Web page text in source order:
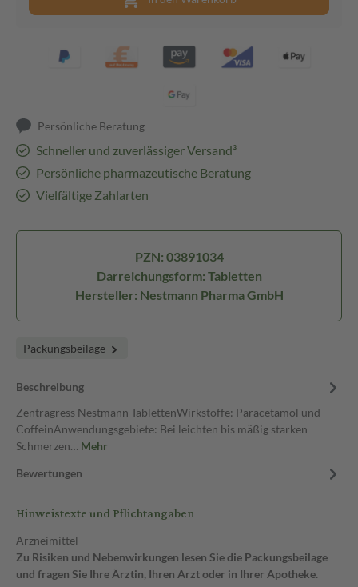
Persönliche Beratung
Schneller und zuverlässiger Versand³
Persönliche pharmazeutische Beratung
Vielfältige Zahlarten
PZN: 03891034
Darreichungsform: Tabletten
Hersteller: Nestmann Pharma GmbH
Packungsbeilage
Beschreibung
Zentragress Nestmann TablettenWirkstoffe: Paracetamol und
CoffeinAnwendungsgebiete: Bei leichten bis mäßig starken
Schmerzen… Mehr
Bewertungen
Hinweistexte und Pflichtangaben
Arzneimittel
Zu Risiken und Nebenwirkungen lesen Sie die Packungsbeilage
und fragen Sie Ihre Ärztin, Ihren Arzt oder in Ihrer Apotheke.